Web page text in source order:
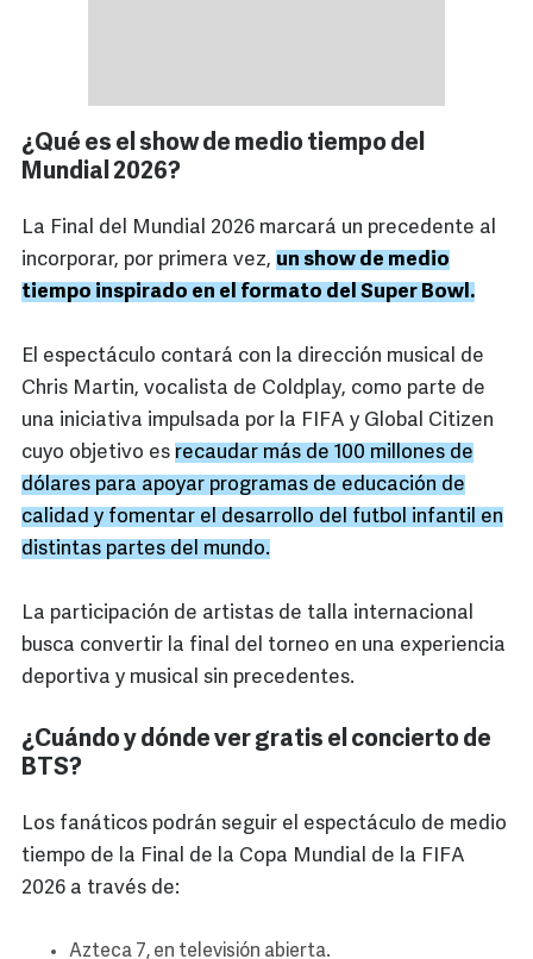
¿Qué es el show de medio tiempo del
Mundial 2026?
La Final del Mundial 2026 marcará un precedente al
incorporar, por primera vez, un show de medio
tiempo inspirado en el formato del Super Bowl.
El espectáculo contará con la dirección musical de
Chris Martin, vocalista de Coldplay, como parte de
una iniciativa impulsada por la FIFA y Global Citizen
cuyo objetivo es recaudar más de 100 millones de
dólares para apoyar programas de educación de
calidad y fomentar el desarrollo del futbol infantil en
distintas partes del mundo.
La participación de artistas de talla internacional
busca convertir la final del torneo en una experiencia
deportiva y musical sin precedentes.
¿Cuándo y dónde ver gratis el concierto de
BTS?
Los fanáticos podrán seguir el espectáculo de medio
tiempo de la Final de la Copa Mundial de la FIFA
2026 a través de:
Azteca 7, en televisión abierta.